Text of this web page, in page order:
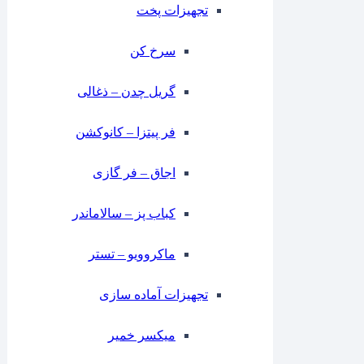
تجهیزات پخت
سرخ کن
گریل چدن – ذغالی
فر پیتزا – کانوکشن
⁠اجاق – فر گازی
کباب پز – سالاماندر
ماکروویو – تستر
تجهیزات آماده سازی
میکسر خمیر